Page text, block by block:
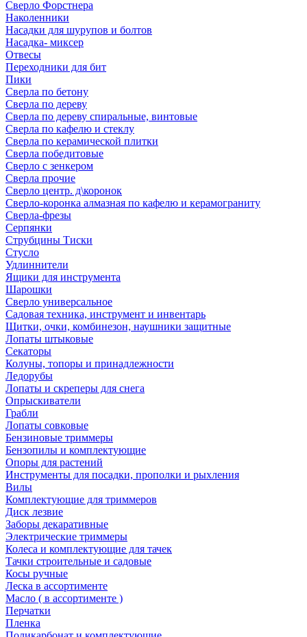
Сверло Форстнера
Наколенники
Насадки для шурупов и болтов
Насадка- миксер
Отвесы
Переходники для бит
Пики
Сверла по бетону
Сверла по дереву
Сверла по дереву спиральные, винтовые
Сверла по кафелю и стеклу
Сверла по керамической плитки
Сверла победитовые
Сверло с зенкером
Сверла прочие
Сверло центр. д\коронок
Сверло-коронка алмазная по кафелю и керамограниту
Сверла-фрезы
Серпянки
Струбцины Тиски
Стусло
Удлиннители
Ящики для инструмента
Шарошки
Сверло универсальное
Садовая техника, инструмент и инвентарь
Щитки, очки, комбинезон, наушники защитные
Лопаты штыковые
Секаторы
Колуны, топоры и принадлежности
Ледорубы
Лопаты и скреперы для снега
Опрыскиватели
Грабли
Лопаты совковые
Бензиновые триммеры
Бензопилы и комплектующие
Опоры для растений
Инструменты для посадки, прополки и рыхления
Вилы
Комплектующие для триммеров
Диск лезвие
Заборы декаративные
Электрические триммеры
Колеса и комплектующие для тачек
Тачки строительные и садовые
Косы ручные
Леска в ассортименте
Масло ( в ассортименте )
Перчатки
Пленка